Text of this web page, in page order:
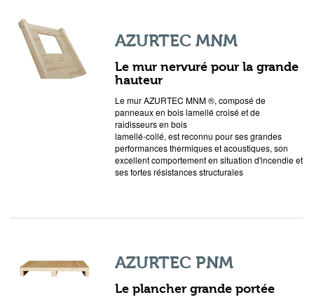
AZURTEC MNM
Le mur nervuré pour la grande
hauteur
Le mur AZURTEC MNM ®, composé de
panneaux en bois lamellé croisé et de
raidisseurs en bois
lamellé-collé, est reconnu pour ses grandes
performances thermiques et acoustiques, son
excellent comportement en situation d'incendie et
ses fortes résistances structurales
AZURTEC PNM
Le plancher grande portée